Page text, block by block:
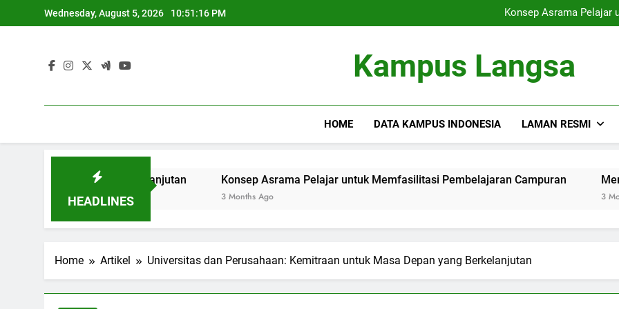
to
Wednesday, August 5, 2026 10:51:17 PM
Konsep Asrama Pelajar
Membangun
Konsep Asrama Pelajar
Membangun
Kampus Langsa
HOME DATA KAMPUS INDONESIA LAMAN RESMI
HEADLINES
yang Berkelanjutan Konsep Asrama Pelajar untuk Memfasilitasi Pembelajaran Campuran Membangun
Home Artikel Universitas dan Perusahaan: Kemitraan untuk Masa Depan yang Berkelanjutan